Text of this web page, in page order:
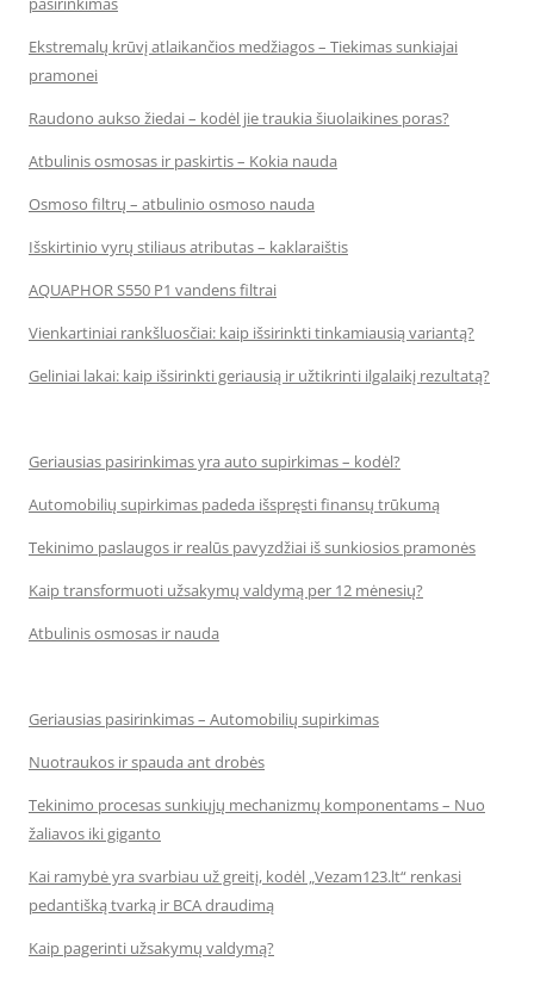
Ekstremalų krūvį atlaikančios medžiagos – Tiekimas sunkiajai
pramonei
Raudono aukso žiedai – kodėl jie traukia šiuolaikines poras?
Atbulinis osmosas ir paskirtis – Kokia nauda
Osmoso filtrų – atbulinio osmoso nauda
Išskirtinio vyrų stiliaus atributas – kaklaraištis
AQUAPHOR S550 P1 vandens filtrai
Vienkartiniai rankšluosčiai: kaip išsirinkti tinkamiausią variantą?
Geliniai lakai: kaip išsirinkti geriausią ir užtikrinti ilgalaikį rezultatą?
Geriausias pasirinkimas yra auto supirkimas – kodėl?
Automobilių supirkimas padeda išspręsti finansų trūkumą
Tekinimo paslaugos ir realūs pavyzdžiai iš sunkiosios pramonės
Kaip transformuoti užsakymų valdymą per 12 mėnesių?
Atbulinis osmosas ir nauda
Geriausias pasirinkimas – Automobilių supirkimas
Nuotraukos ir spauda ant drobės
Tekinimo procesas sunkiųjų mechanizmų komponentams – Nuo
žaliavos iki giganto
Kai ramybė yra svarbiau už greitį, kodėl „Vezam123.lt“ renkasi
pedantišką tvarką ir BCA draudimą
Kaip pagerinti užsakymų valdymą?